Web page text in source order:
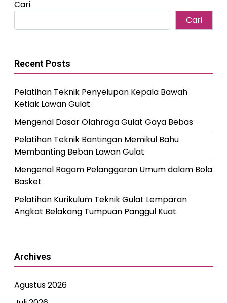
Cari
Cari
Recent Posts
Pelatihan Teknik Penyelupan Kepala Bawah
Ketiak Lawan Gulat
Mengenal Dasar Olahraga Gulat Gaya Bebas
Pelatihan Teknik Bantingan Memikul Bahu
Membanting Beban Lawan Gulat
Mengenal Ragam Pelanggaran Umum dalam Bola
Basket
Pelatihan Kurikulum Teknik Gulat Lemparan
Angkat Belakang Tumpuan Panggul Kuat
Archives
Agustus 2026